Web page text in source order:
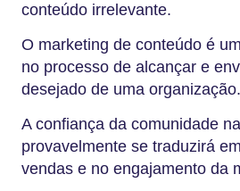
conteúdo irrelevante.
O marketing de conteúdo é
no processo de alcançar e
desejado de uma organização.
A confiança da comunidade
provavelmente se traduzirá
vendas e no engajamento da